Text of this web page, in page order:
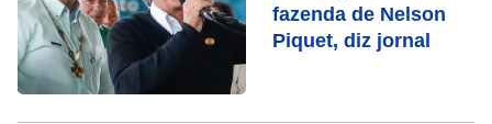
fazenda de Nelson
Piquet, diz jornal